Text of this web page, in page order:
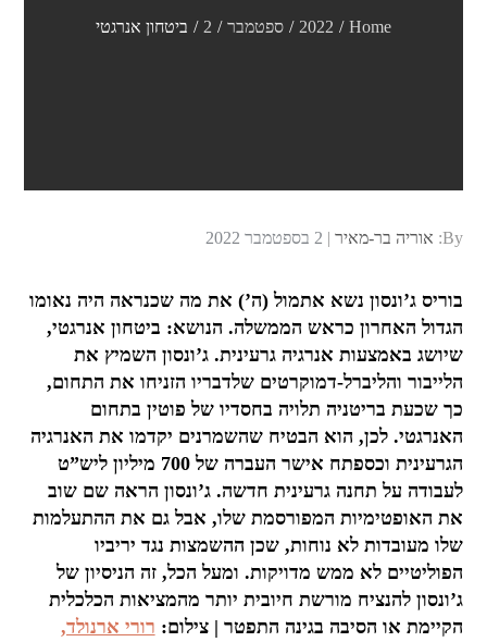
Home
2022 ספטמבר 2 ביטחון אנרגטי
By: אוריה בר-מאיר
Posted
2 בספטמבר 2022
בוריס ג’ונסון נשא אתמול (ה’) את מה שכנראה היה נאומו
הגדול האחרון כראש הממשלה. הנושא: ביטחון אנרגטי,
שיושג באמצעות אנרגיה גרעינית. ג’ונסון השמיץ את
הלייבור והליברל-דמוקרטים שלדבריו הזניחו את התחום,
כך שכעת בריטניה תלויה בחסדיו של פוטין בתחום
האנרגטי. לכן, הוא הבטיח שהשמרנים יקדמו את האנרגיה
הגרעינית וכספתח אישר העברה של 700 מיליון ליש”ט
לעבודה על תחנה גרעינית חדשה. ג’ונסון הראה שם שוב
את האופטימיות המפורסמת שלו, אבל גם את ההתעלמות
שלו מעובדות לא נוחות, שכן ההשמצות נגד יריביו
הפוליטיים לא ממש מדויקות. ומעל הכל, זה הניסיון של
ג’ונסון להנציח מורשת חיובית יותר מהמציאות הכלכלית
הקיימת או הסיבה בגינה התפטר | צילום: רורי ארנולד,